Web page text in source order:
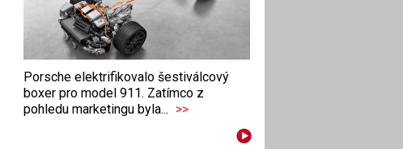
Porsche elektrifikovalo šestiválcový
boxer pro model 911. Zatímco z
pohledu marketingu byla... >>